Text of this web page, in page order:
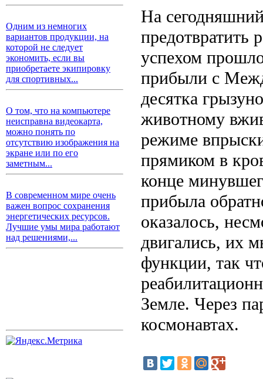
Одним из немногих
вариантов продукции, на
которой не следует
экономить, если вы
приобретаете экипировку
для спортивных...
О том, что на компьютере
неисправна видеокарта,
можно понять по
отсутствию изображения на
экране или по его
заметным...
В современном мире очень
важен вопрос сохранения
энергетических ресурсов.
Лучшие умы мира работают
над решениями,...
На
успехом
прибыли с
десятка
животному
режиме
прямиком в
конце
прибыла
оказалось,
двигались, их
функции, так
Земле. Через
космонавтах.